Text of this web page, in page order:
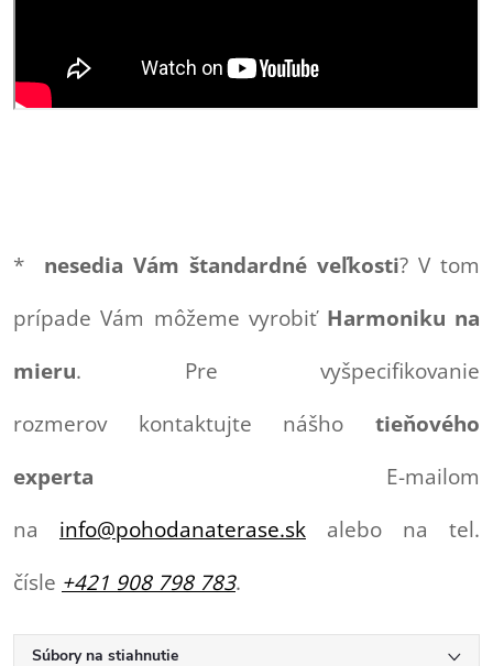
* nesedia Vám štandardné veľkosti? V tom
prípade Vám môžeme vyrobiť Harmoniku na
mieru. Pre vyšpecifikovanie
rozmerov kontaktujte nášho tieňového
experta E-mailom
na info@pohodanaterase.sk alebo na tel.
čísle +421 908 798 783.
Súbory na stiahnutie